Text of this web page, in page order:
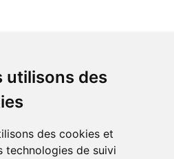
utilisons des
des cookies et
technologies de suivi
Moyens de paiement